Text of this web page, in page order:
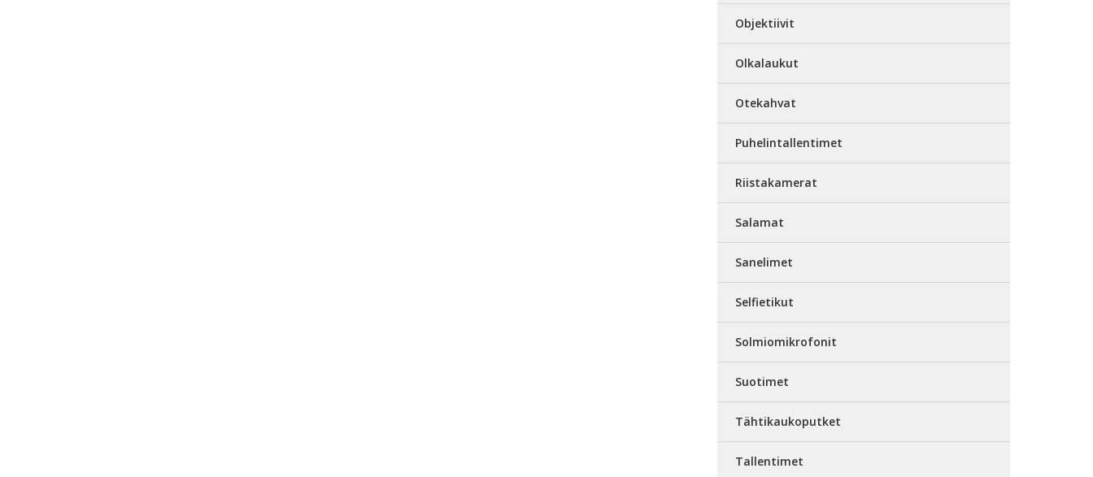
Objektiivit
Olkalaukut
Otekahvat
Puhelintallentimet
Riistakamerat
Salamat
Sanelimet
Selfietikut
Solmiomikrofonit
Suotimet
Tähtikaukoputket
Tallentimet